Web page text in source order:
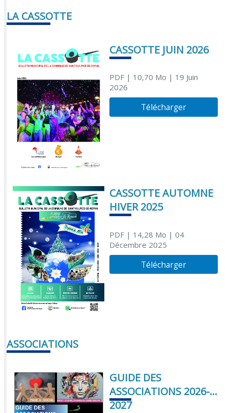
LA CASSOTTE
CASSOTTE JUIN 2026
PDF| 10,70 Mo | 19 Juin
2026
Télécharger
CASSOTTE AUTOMNE
HIVER 2025
PDF| 14,28 Mo | 04
Décembre 2025
Télécharger
ASSOCIATIONS
GUIDE DES
ASSOCIATIONS 2026-
2027